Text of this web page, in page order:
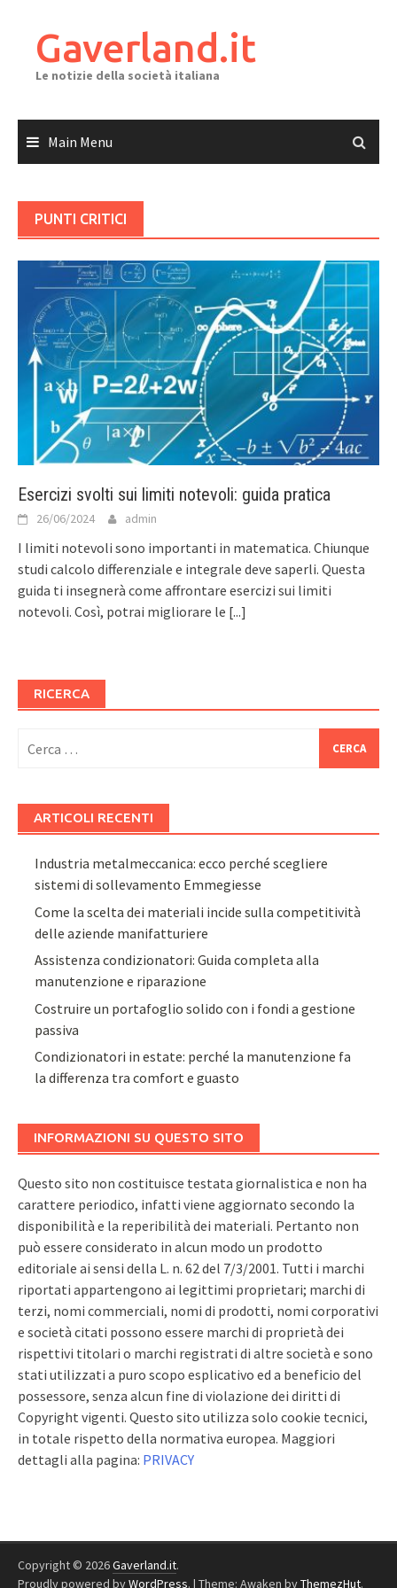
contentGaverland.it
Le notizie della società italiana
Main Menu
PUNTI CRITICI
Esercizi svolti sui limiti notevoli: guida pratica
26/06/2024 admin
I limiti notevoli sono importanti in matematica. Chiunque
studi calcolo differenziale e integrale deve saperli. Questa
guida ti insegnerà come affrontare esercizi sui limiti
notevoli. Così, potrai migliorare le [...]
RICERCA
per:
ARTICOLI RECENTI
Industria metalmeccanica: ecco perché scegliere
sistemi di sollevamento Emmegiesse
Come la scelta dei materiali incide sulla competitività
delle aziende manifatturiere
Assistenza condizionatori: Guida completa alla
manutenzione e riparazione
Costruire un portafoglio solido con i fondi a gestione
passiva
Condizionatori in estate: perché la manutenzione fa
la differenza tra comfort e guasto
INFORMAZIONI SU QUESTO SITO
Questo sito non costituisce testata giornalistica e non ha
carattere periodico, infatti viene aggiornato secondo la
disponibilità e la reperibilità dei materiali. Pertanto non
può essere considerato in alcun modo un prodotto
editoriale ai sensi della L. n. 62 del 7/3/2001. Tutti i marchi
riportati appartengono ai legittimi proprietari; marchi di
terzi, nomi commerciali, nomi di prodotti, nomi corporativi
e società citati possono essere marchi di proprietà dei
rispettivi titolari o marchi registrati di altre società e sono
stati utilizzati a puro scopo esplicativo ed a beneficio del
possessore, senza alcun fine di violazione dei diritti di
Copyright vigenti. Questo sito utilizza solo cookie tecnici,
in totale rispetto della normativa europea. Maggiori
dettagli alla pagina: PRIVACY
Copyright © 2026Gaverland.it.
Proudly powered byWordPress. | Theme: Awaken byThemezHut.